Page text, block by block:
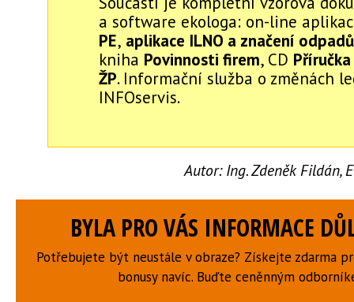
a software ekologa: on-line
PE, aplikace ILNO a značení odpadů
kniha Povinnosti firem, CD
ŽP. Informační služba o změnách
INFOservis.
Autor: Ing. Zdeněk Fildán,
BYLA PRO VÁS INFORMACE
Potřebujete být neustále v obraze? Získejte zdarma
bonusy navíc. Buďte ceněnným